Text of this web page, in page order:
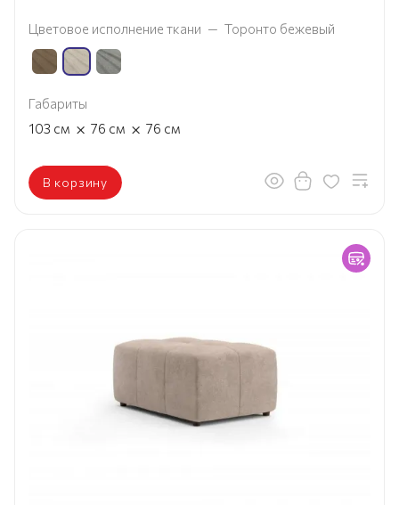
Цветовое исполнение ткани — Торонто бежевый
Габариты
103 см × 76 см × 76 см
В корзину